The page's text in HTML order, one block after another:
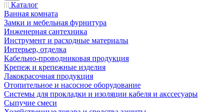
Каталог
Ванная комната
Замки и мебельная фурнитура
Инженерная сантехника
Инструмент и расходные материалы
Интерьер, отделка
Кабельно-проводниковая продукция
Крепеж и крепежные изделия
Лакокрасочная продукция
Отопительное и насосное оборудование
Системы для прокладки и изоляции кабеля и акссесуары
Сыпучие смеси